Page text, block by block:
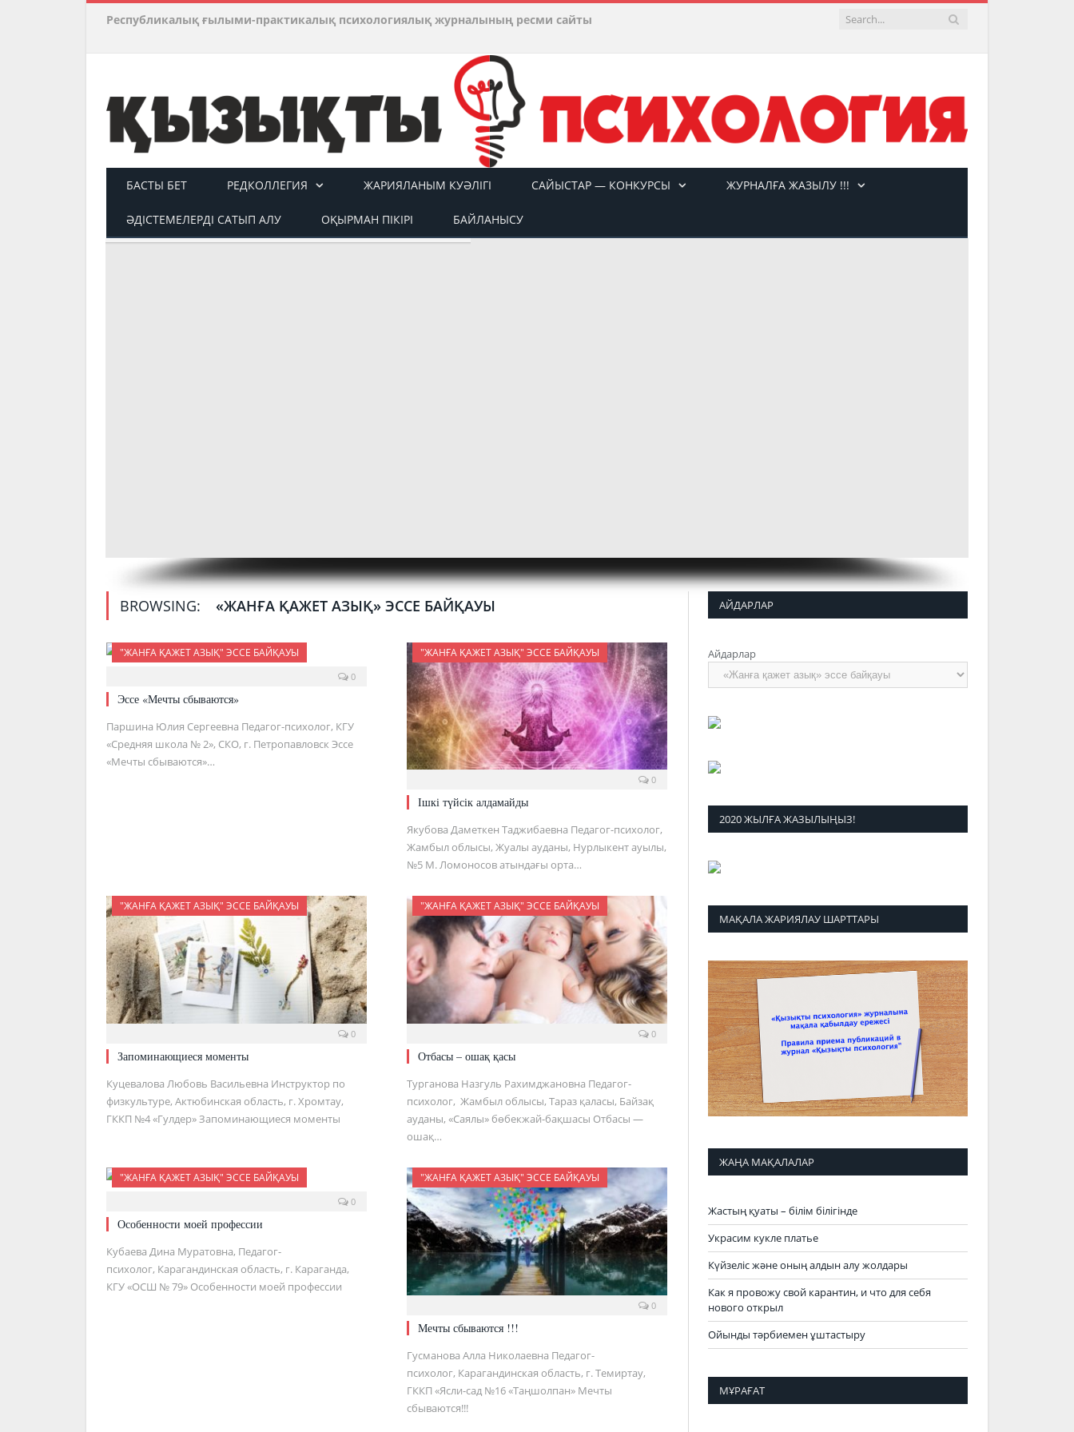
Республикалық ғылыми-практикалық психологиялық журналының ресми сайты
БАСТЫ БЕТ РЕДКОЛЛЕГИЯ ЖАРИЯЛАНЫМ КУӘЛІГІ САЙЫСТАР — КОНКУРСЫ ЖУРНАЛҒА ЖАЗЫЛУ !!!
ӘДІСТЕМЕЛЕРДІ САТЫП АЛУ ОҚЫРМАН ПІКІРІ БАЙЛАНЫСУ
BROWSING: «ЖАНҒА ҚАЖЕТ АЗЫҚ» ЭССЕ БАЙҚАУЫ
"ЖАНҒА ҚАЖЕТ АЗЫҚ" ЭССЕ БАЙҚАУЫ
0
Эссе «Мечты сбываются»
Паршина Юлия Сергеевна Педагог-психолог, КГУ
«Средняя школа № 2», СКО, г. Петропавловск Эссе
«Мечты сбываются»…
"ЖАНҒА ҚАЖЕТ АЗЫҚ" ЭССЕ БАЙҚАУЫ
0
Ішкі түйсік алдамайды
Якубова Даметкен Таджибаевна Педагог-психолог,
Жамбыл облысы, Жуалы ауданы, Нурлыкент ауылы,
№5 М. Ломоносов атындағы орта…
"ЖАНҒА ҚАЖЕТ АЗЫҚ" ЭССЕ БАЙҚАУЫ
0
Запоминающиеся моменты
Куцевалова Любовь Васильевна Инструктор по
физкультуре, Актюбинская область, г. Хромтау,
ГККП №4 «Гулдер» Запоминающиеся моменты
"ЖАНҒА ҚАЖЕТ АЗЫҚ" ЭССЕ БАЙҚАУЫ
0
Отбасы – ошақ қасы
Турганова Назгуль Рахимджановна Педагог-
психолог, Жамбыл облысы, Тараз қаласы, Байзақ
ауданы, «Саялы» бөбекжай-бақшасы Отбасы —
ошақ…
"ЖАНҒА ҚАЖЕТ АЗЫҚ" ЭССЕ БАЙҚАУЫ
0
Особенности моей профессии
Кубаева Дина Муратовна, Педагог-
психолог, Карагандинская область, г. Караганда,
КГУ «ОСШ № 79» Особенности моей профессии
"ЖАНҒА ҚАЖЕТ АЗЫҚ" ЭССЕ БАЙҚАУЫ
0
Мечты сбываются !!!
Гусманова Алла Николаевна Педагог-
психолог, Карагандинская область, г. Темиртау,
ГККП «Ясли-сад №16 «Таңшолпан» Мечты
сбываются!!!
АЙДАРЛАР
Айдарлар
2020 ЖЫЛҒА ЖАЗЫЛЫҢЫЗ!
МАҚАЛА ЖАРИЯЛАУ ШАРТТАРЫ
ЖАҢА МАҚАЛАЛАР
Жастың қуаты – білім білігінде
Украсим кукле платье
Күйзеліс және оның алдын алу жолдары
Как я провожу свой карантин, и что для себя
нового открыл
Ойынды тәрбиемен ұштастыру
МҰРАҒАТ